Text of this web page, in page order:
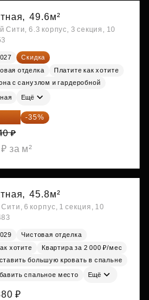
49.6м²
Сити, 6.3 корпус, 3 секция, 10
Скидка
отделка
Платите как хотите
с санузлом и гардеробной
Ещё
₽ -35%
₽
за м²
45.8м²
6 корпус, 1 секция, 10
Чистовая отделка
хотите
Квартира за 2 000 ₽/мес
большую кровать в спальне
спальное место Ещё
₽